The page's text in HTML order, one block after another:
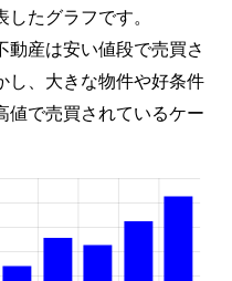
アイランドセンター
アイランドセンター
アイランドセンター
アイランドセンター
たグラフです。
産は安い値段で売買さ
し、大きな物件や好条件
値で売買されているケー